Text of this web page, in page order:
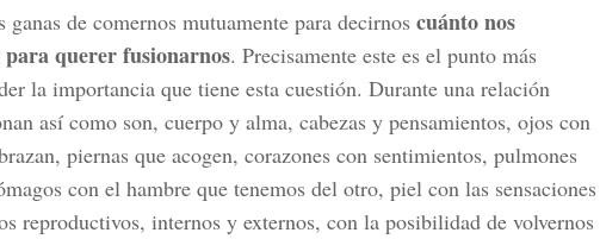
de comernos mutuamente para decirnos cuánto nos
querer fusionarnos. Precisamente este es el punto más
la importancia que tiene esta cuestión. Durante una relación
así como son, cuerpo y alma, cabezas y pensamientos, ojos con
piernas que acogen, corazones con sentimientos, pulmones
con el hambre que tenemos del otro, piel con las sensaciones
reproductivos, internos y externos, con la posibilidad de volvernos